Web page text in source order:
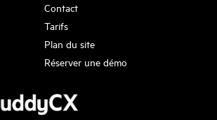
Contact
Tarifs
Plan du site
Réserver une démo